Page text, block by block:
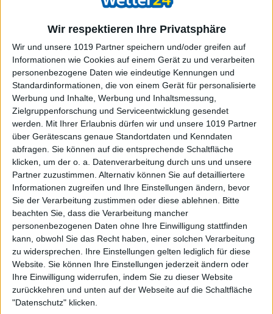
Wir respektieren Ihre Privatsphäre
Wir und unsere 1019 Partner speichern und/oder greifen auf
Informationen wie Cookies auf einem Gerät zu und verarbeiten
personenbezogene Daten wie eindeutige Kennungen und
Standardinformationen, die von einem Gerät für personalisierte
Werbung und Inhalte, Werbung und Inhaltsmessung,
Zielgruppenforschung und Serviceentwicklung gesendet
werden.
Mit Ihrer Erlaubnis dürfen wir und unsere 1019 Partner
über Gerätescans genaue Standortdaten und Kenndaten
abfragen. Sie können auf die entsprechende Schaltfläche
klicken, um der o. a. Datenverarbeitung durch uns und unsere
Partner zuzustimmen. Alternativ können Sie auf detailliertere
Informationen zugreifen und Ihre Einstellungen ändern, bevor
Sie der Verarbeitung zustimmen oder diese ablehnen.
Bitte
beachten Sie, dass die Verarbeitung mancher
personenbezogenen Daten ohne Ihre Einwilligung stattfinden
kann, obwohl Sie das Recht haben, einer solchen Verarbeitung
zu widersprechen. Ihre Einstellungen gelten lediglich für diese
Website. Sie können Ihre Einstellungen jederzeit ändern oder
Ihre Einwilligung widerrufen, indem Sie zu dieser Website
zurückkehren und unten auf der Webseite auf die Schaltfläche
"Datenschutz" klicken.